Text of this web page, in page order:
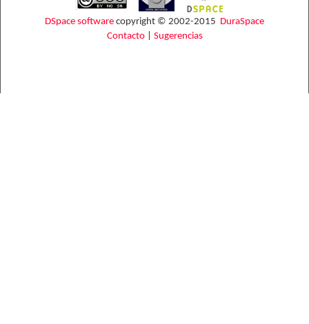
DSpace software copyright © 2002-2015 DuraSpace
Contacto| Sugerencias